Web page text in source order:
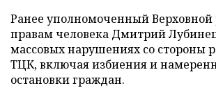
Ранее уполномоченный
правам человека Дмитрий
массовых нарушениях со стороны
ТЦК, включая избиения и
остановки граждан.